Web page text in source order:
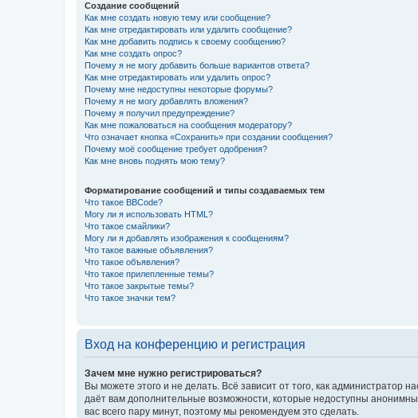
Создание сообщений
Как мне создать новую тему или сообщение?
Как мне отредактировать или удалить сообщение?
Как мне добавить подпись к своему сообщению?
Как мне создать опрос?
Почему я не могу добавить больше вариантов ответа?
Как мне отредактировать или удалить опрос?
Почему мне недоступны некоторые форумы?
Почему я не могу добавлять вложения?
Почему я получил предупреждение?
Как мне пожаловаться на сообщения модератору?
Что означает кнопка «Сохранить» при создании сообщения?
Почему моё сообщение требует одобрения?
Как мне вновь поднять мою тему?
Форматирование сообщений и типы создаваемых тем
Что такое BBCode?
Могу ли я использовать HTML?
Что такое смайлики?
Могу ли я добавлять изображения к сообщениям?
Что такое важные объявления?
Что такое объявления?
Что такое прилепленные темы?
Что такое закрытые темы?
Что такое значки тем?
Вход на конференцию и регистрация
Зачем мне нужно регистрироваться?
Вы можете этого и не делать. Всё зависит от того, как
даёт вам дополнительные возможности, которые недоступны
вас всего пару минут, поэтому мы рекомендуем это сделать.